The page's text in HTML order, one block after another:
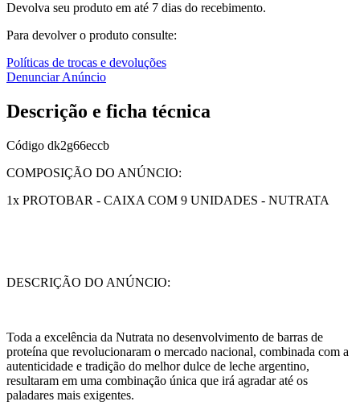
Devolva seu produto em até 7 dias do recebimento.
Para devolver o produto consulte:
Políticas de trocas e devoluções
Denunciar Anúncio
Descrição e ficha técnica
Código dk2g66eccb
COMPOSIÇÃO DO ANÚNCIO:
1x PROTOBAR - CAIXA COM 9 UNIDADES - NUTRATA
DESCRIÇÃO DO ANÚNCIO:
Toda a excelência da Nutrata no desenvolvimento de barras de
proteína que revolucionaram o mercado nacional, combinada com a
autenticidade e tradição do melhor dulce de leche argentino,
resultaram em uma combinação única que irá agradar até os
paladares mais exigentes.